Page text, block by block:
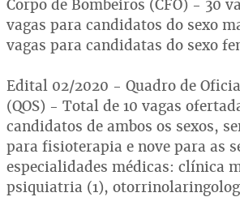
Corpo de Bombeiros (CFO) - 30
vagas para candidatos do sexo
vagas para candidatas do sexo
Edital 02/2020 - Quadro de
(QOS) - Total de 10 vagas
candidatos de ambos os sexos,
para fisioterapia e nove para as
especialidades médicas: clínica
psiquiatria (1),